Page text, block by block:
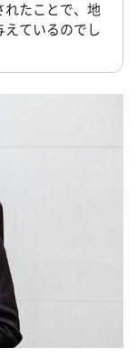
れたことで、地
えているのでし